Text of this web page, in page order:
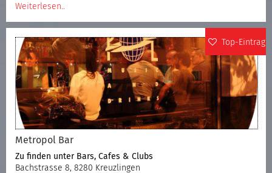
Weiterlesen..
Top-Eintrag
Metropol Bar
Zu finden unter Bars, Cafes & Clubs
Bachstrasse 8, 8280 Kreuzlingen